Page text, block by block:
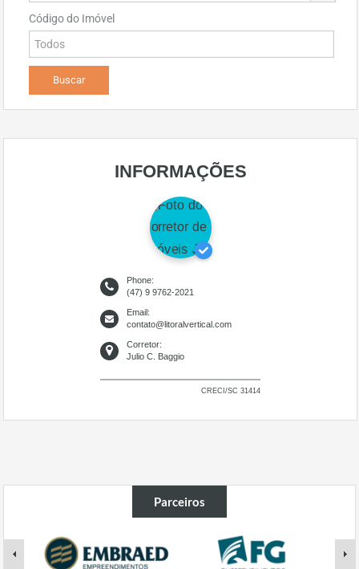
Código do Imóvel
INFORMAÇÕES
Phone:
(47) 9 9762-2021
Email:
contato@litoralvertical.com
Corretor:
Julio C. Baggio
CRECI/SC 31414
Parceiros